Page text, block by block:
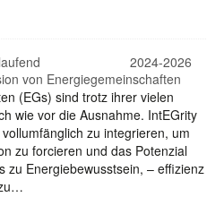
laufend
2024-2026
von Energiegemeinschaften
(EGs) sind trotz ihrer vielen
wie vor die Ausnahme. IntEGrity
zu integrieren, um
zu forcieren und das Potenzial
zu Energiebewusstsein, – effizienz